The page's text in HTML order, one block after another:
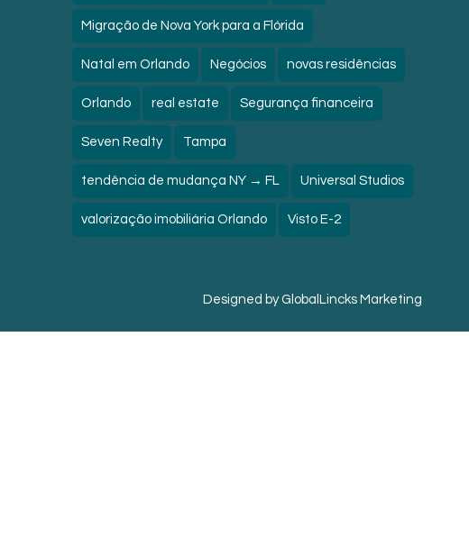
Migração de Nova York para a Flórida
Natal em Orlando Negócios novas residências
Orlando real estate Segurança financeira
Seven Realty Tampa
tendência de mudança NY → FL Universal Studios
valorização imobiliária Orlando Visto E-2
Designed byGlobalLincks Marketing